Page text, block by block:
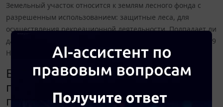
Земельный участок относится к землям лесного фонда с
разрешенным использованием: защитные леса, для
осуществления рекреационной деятельности. Подпадает ли
данный земельный участок под действие подп. 4 п. 2 ст. 389
НК РФ?
Бюджетное учреждение на праве
постоянного (бессрочного)
пользования владеет лесным